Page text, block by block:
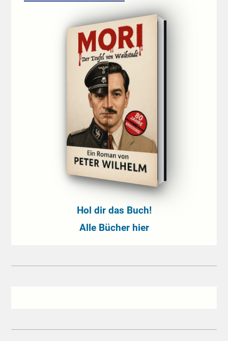
Hol dir das Buch!
Alle Bücher hier